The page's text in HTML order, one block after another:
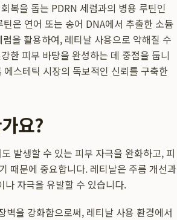
복을 돕는 PDRN 세럼과의 병용 루틴인
은 연어 또는 송어 DNA에서 추출한 소듐
을 활용하여, 레티날 사용으로 약해질 수
한 피부 바탕을 완성하는 데 중점을 둡니
스테틱 시장의 독보적인 신뢰를 구축한
요?
발생할 수 있는 피부 자극을 완화하고, 피
때문에 중요합니다. 레티날은 주름 개선과
나 자극을 유발할 수 있습니다.
을 강화함으로써, 레티날 사용 환경에서